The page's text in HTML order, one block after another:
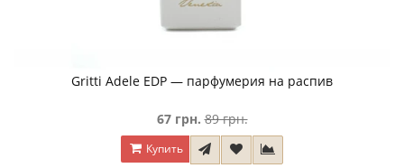
Gritti Adele EDP — парфумерия на распив
67 грн. 89 грн.
Купить